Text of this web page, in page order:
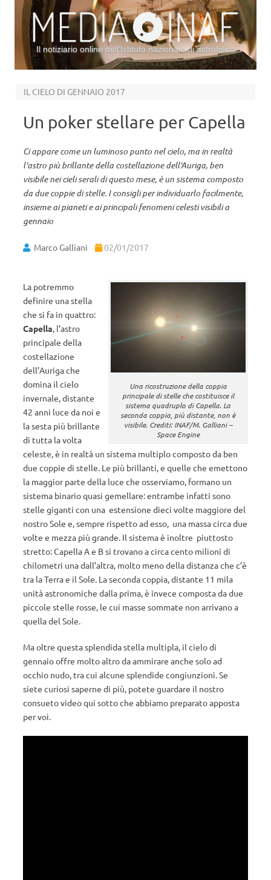
Il notiziario online dell’Istituto nazionale di astrofisica
IL CIELO DI GENNAIO 2017
Un poker stellare per Capella
Ci appare come un luminoso punto nel cielo, ma in realtà
l'astro più brillante della costellazione dell'Auriga, ben
visibile nei cieli serali di questo mese, è un sistema composto
da due coppie di stelle. I consigli per individuarlo facilmente,
insieme ai pianeti e ai principali fenomeni celesti visibili a
gennaio
Marco Galliani 02/01/2017
Una ricostruzione della coppia
principale di stelle che costituisce il
sistema quadruplo di Capella. La
seconda coppia, più distante, non è
visibile. Crediti: INAF/M. Galliani –
Space Engine
La potremmo
definire una stella
che si fa in quattro:
Capella, l’astro
principale della
costellazione
dell’Auriga che
domina il cielo
invernale, distante
42 anni luce da noi e
la sesta più brillante
di tutta la volta
celeste, è in realtà un sistema multiplo composto da ben
due coppie di stelle. Le più brillanti, e quelle che emettono
la maggior parte della luce che osserviamo, formano un
sistema binario quasi gemellare: entrambe infatti sono
stelle giganti con una estensione dieci volte maggiore del
nostro Sole e, sempre rispetto ad esso, una massa circa due
volte e mezza più grande. Il sistema è inoltre piuttosto
stretto: Capella A e B si trovano a circa cento milioni di
chilometri una dall’altra, molto meno della distanza che c’è
tra la Terra e il Sole. La seconda coppia, distante 11 mila
unità astronomiche dalla prima, è invece composta da due
piccole stelle rosse, le cui masse sommate non arrivano a
quella del Sole.
Ma oltre questa splendida stella multipla, il cielo di
gennaio offre molto altro da ammirare anche solo ad
occhio nudo, tra cui alcune splendide congiunzioni. Se
siete curiosi saperne di più, potete guardare il nostro
consueto video qui sotto che abbiamo preparato apposta
per voi.